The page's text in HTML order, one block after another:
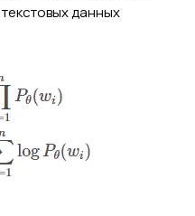
данных